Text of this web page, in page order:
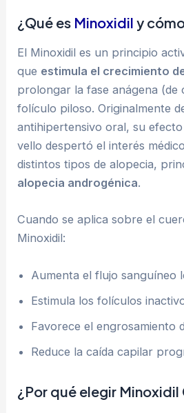
¿Qué es Minoxidily
El Minoxidil es un principio
que estimula el crecimiento
prolongar la fase anágena (de
folículo piloso. Originalmente
antihipertensivo oral, su
vello despertó el interés
distintos tipos de alopecia,
alopecia androgénica.
Cuando se aplica sobre el
Minoxidil:
Aumenta el flujo sanguíneo
Estimula los folículos
Favorece el engrosamiento
Reduce la caída capilar
¿Por qué elegir Minoxidil